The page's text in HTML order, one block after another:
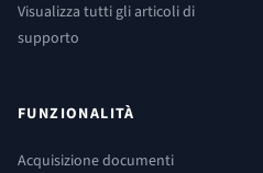
Visualizza tutti gli articoli di
supporto
FUNZIONALITÀ
Acquisizione documenti